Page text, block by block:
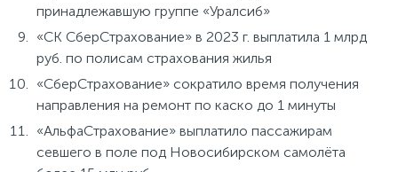
принадлежавшую группе «Уралсиб»
«СК СберСтрахование» в 2023 г. выплатила 1 млрд
руб. по полисам страхования жилья
«СберСтрахование» сократило время получения
направления на ремонт по каско до 1 минуты
«АльфаСтрахование» выплатило пассажирам
севшего в поле под Новосибирском самолёта